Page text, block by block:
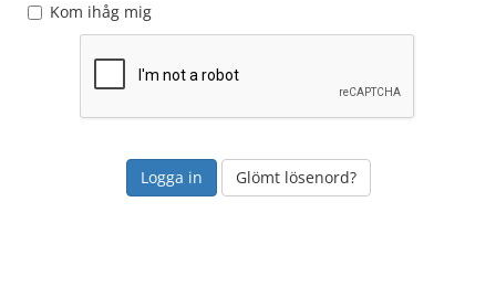
Kom ihåg mig
Glömt lösenord?